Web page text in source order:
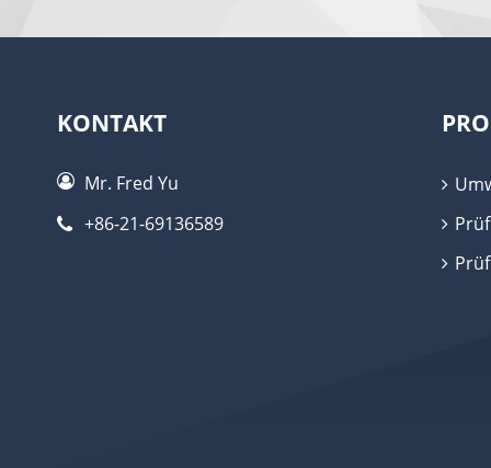
KONTAKT
Mr. Fred Yu
+86-21-69136589